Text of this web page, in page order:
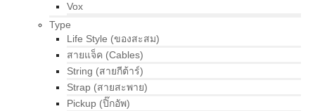
Vox
Type
Life Style (ของสะสม)
สายแจ็ค (Cables)
String (สายกีต้าร์)
Strap (สายสะพาย)
Pickup (ปิ๊กอัพ)